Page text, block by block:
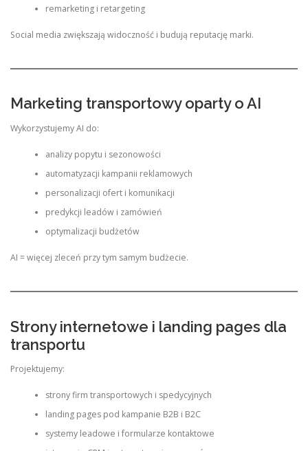
remarketing i retargeting
Social media zwiększają widoczność i budują reputację marki.
Marketing transportowy oparty o AI
Wykorzystujemy AI do:
analizy popytu i sezonowości
automatyzacji kampanii reklamowych
personalizacji ofert i komunikacji
predykcji leadów i zamówień
optymalizacji budżetów
AI = więcej zleceń przy tym samym budżecie.
Strony internetowe i landing pages dla
transportu
Projektujemy:
strony firm transportowych i spedycyjnych
landing pages pod kampanie B2B i B2C
systemy leadowe i formularze kontaktowe